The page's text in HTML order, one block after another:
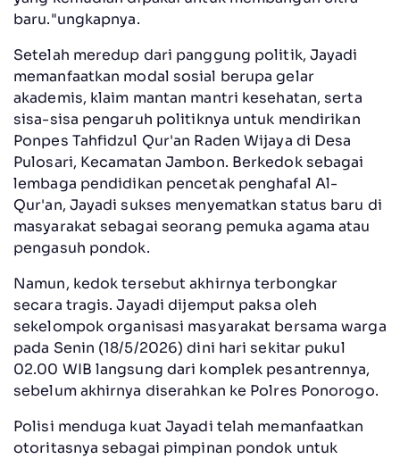
baru."ungkapnya.
Setelah meredup dari panggung politik, Jayadi
memanfaatkan modal sosial berupa gelar
akademis, klaim mantan mantri kesehatan, serta
sisa-sisa pengaruh politiknya untuk mendirikan
Ponpes Tahfidzul Qur'an Raden Wijaya di Desa
Pulosari, Kecamatan Jambon. Berkedok sebagai
lembaga pendidikan pencetak penghafal Al-
Qur'an, Jayadi sukses menyematkan status baru di
masyarakat sebagai seorang pemuka agama atau
pengasuh pondok.
Namun, kedok tersebut akhirnya terbongkar
secara tragis. Jayadi dijemput paksa oleh
sekelompok organisasi masyarakat bersama warga
pada Senin (18/5/2026) dini hari sekitar pukul
02.00 WIB langsung dari komplek pesantrennya,
sebelum akhirnya diserahkan ke Polres Ponorogo.
Polisi menduga kuat Jayadi telah memanfaatkan
otoritasnya sebagai pimpinan pondok untuk